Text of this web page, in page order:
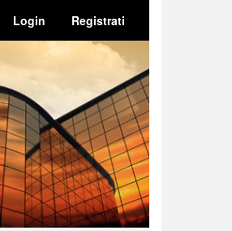
Login Registrati